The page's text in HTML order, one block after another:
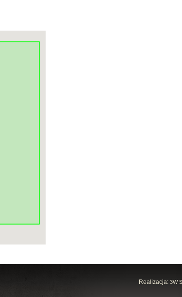
Realizacja: 3W